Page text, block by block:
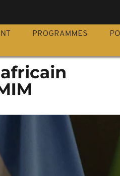
PROGRAMMES